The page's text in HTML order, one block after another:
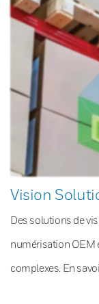
Vision
Des solutions de
numérisation OEM
complexes. En